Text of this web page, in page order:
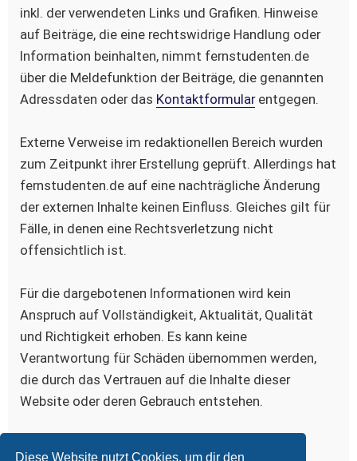
Diese Website nutzt Cookies, um dir den
inkl. der verwendeten Links und Grafiken. Hinweise
auf Beiträge, die eine rechtswidrige Handlung oder
Information beinhalten, nimmt fernstudenten.de
über die Meldefunktion der Beiträge, die genannten
Adressdaten oder das Kontaktformularentgegen.
Externe Verweise im redaktionellen Bereich wurden
zum Zeitpunkt ihrer Erstellung geprüft. Allerdings hat
fernstudenten.de auf eine nachträgliche Änderung
der externen Inhalte keinen Einfluss. Gleiches gilt für
Fälle, in denen eine Rechtsverletzung nicht
offensichtlich ist.
Für die dargebotenen Informationen wird kein
Anspruch auf Vollständigkeit, Aktualität, Qualität
und Richtigkeit erhoben. Es kann keine
Verantwortung für Schäden übernommen werden,
die durch das Vertrauen auf die Inhalte dieser
Website oder deren Gebrauch entstehen.